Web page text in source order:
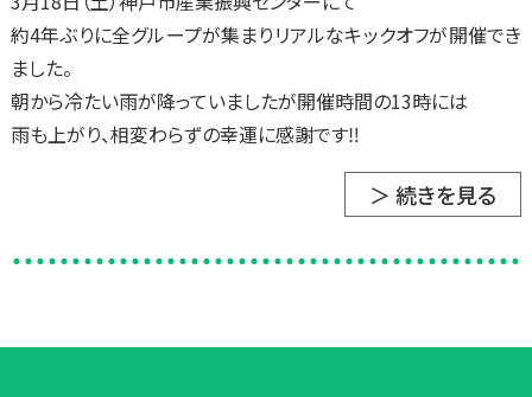
約4年ぶりに全グループが集まりリアルなキックオフが開催でき
ました。
朝から冷たい雨が降っていましたが開催時間の13時には
雨も上がり、相変わらずの幸運に感謝です‼
＞ 続きを見る